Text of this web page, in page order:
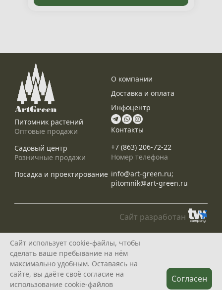
Сайт использует cookie-файлы, чтобы
сделать ваше пребывание на нём
максимально удобным. Оставаясь на
сайте, вы даёте своё согласие на
использование cookie-файлов
Согласен
Питомник растений
Оптовые продажи
Садовый центр
Розничные продажи
Посадка и проектирование
О компании
Доставка и оплата
Инфоцентр
Контакты
+7 (863) 206-72-22
Номер телефона
info@art-green.ru;
pitomnik@art-green.ru
© ARTGREEN, 2015-2026
*Данное предложение не является публичной офертой, определяемой
положениями статей 435, 437 Гражданского Кодекса РФ, и носит
исключительно информационный характер
Политика конфедециальности
Сайт разработан